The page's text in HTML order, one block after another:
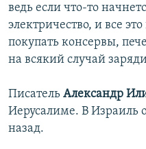
ведь если что-то
электричество, и все
покупать консервы,
на всякий случай
Писатель Александр
Иерусалиме. В Израиль
назад.